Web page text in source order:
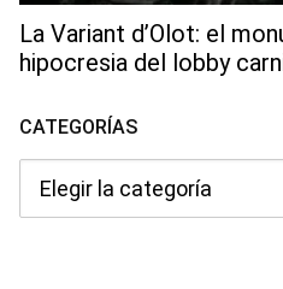
La Variant d’Olot: el
hipocresia del lobby
CATEGORÍAS